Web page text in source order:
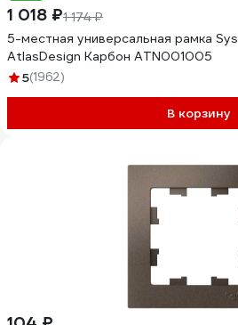
1 018 ₽1 174 ₽
5-местная универсальная рамка
AtlasDesign Карбон ATN001005
5(1962)
В корзину